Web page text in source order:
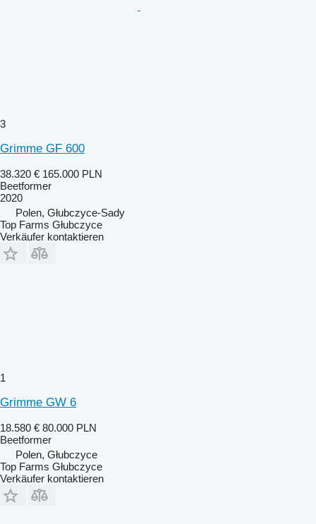
3
Grimme GF 600
38.320 € 165.000 PLN
Beetformer
2020
Polen, Głubczyce-Sady
Top Farms Głubczyce
Verkäufer kontaktieren
1
Grimme GW 6
18.580 € 80.000 PLN
Beetformer
Polen, Głubczyce
Top Farms Głubczyce
Verkäufer kontaktieren